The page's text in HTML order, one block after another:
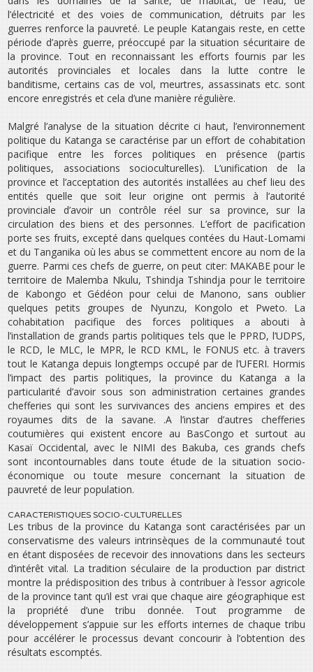
l’électricité et des voies de communication, détruits par les
guerres renforce la pauvreté. Le peuple Katangais reste, en cette
période d’après guerre, préoccupé par la situation sécuritaire de
la province. Tout en reconnaissant les efforts fournis par les
autorités provinciales et locales dans la lutte contre le
banditisme, certains cas de vol, meurtres, assassinats etc. sont
encore enregistrés et cela d’une manière régulière.
Malgré l’analyse de la situation décrite ci haut, l’environnement
politique du Katanga se caractérise par un effort de cohabitation
pacifique entre les forces politiques en présence (partis
politiques, associations socioculturelles). L’unification de la
province et l’acceptation des autorités installées au chef lieu des
entités quelle que soit leur origine ont permis à l’autorité
provinciale d’avoir un contrôle réel sur sa province, sur la
circulation des biens et des personnes. L’effort de pacification
porte ses fruits, excepté dans quelques contées du Haut-Lomami
et du Tanganika où les abus se commettent encore au nom de la
guerre. Parmi ces chefs de guerre, on peut citer: MAKABE pour le
territoire de Malemba Nkulu, Tshindja Tshindja pour le territoire
de Kabongo et Gédéon pour celui de Manono, sans oublier
quelques petits groupes de Nyunzu, Kongolo et Pweto. La
cohabitation pacifique des forces politiques a abouti à
l’installation de grands partis politiques tels que le PPRD, l’UDPS,
le RCD, le MLC, le MPR, le RCD KML, le FONUS etc. à travers
tout le Katanga depuis longtemps occupé par de l’UFERI. Hormis
l’impact des partis politiques, la province du Katanga a la
particularité d’avoir sous son administration certaines grandes
chefferies qui sont les survivances des anciens empires et des
royaumes dits de la savane. .A l’instar d’autres chefferies
coutumières qui existent encore au BasCongo et surtout au
Kasaï Occidental, avec le NIMI des Bakuba, ces grands chefs
sont incontournables dans toute étude de la situation socio-
économique ou toute mesure concernant la situation de
pauvreté de leur population.
CARACTERISTIQUES SOCIO-CULTURELLES
Les tribus de la province du Katanga sont caractérisées par un
conservatisme des valeurs intrinsèques de la communauté tout
en étant disposées de recevoir des innovations dans les secteurs
d’intérêt vital. La tradition séculaire de la production par district
montre la prédisposition des tribus à contribuer à l’essor agricole
de la province tant qu’il est vrai que chaque aire géographique est
la propriété d’une tribu donnée. Tout programme de
développement s’appuie sur les efforts internes de chaque tribu
pour accélérer le processus devant concourir à l’obtention des
résultats escomptés.